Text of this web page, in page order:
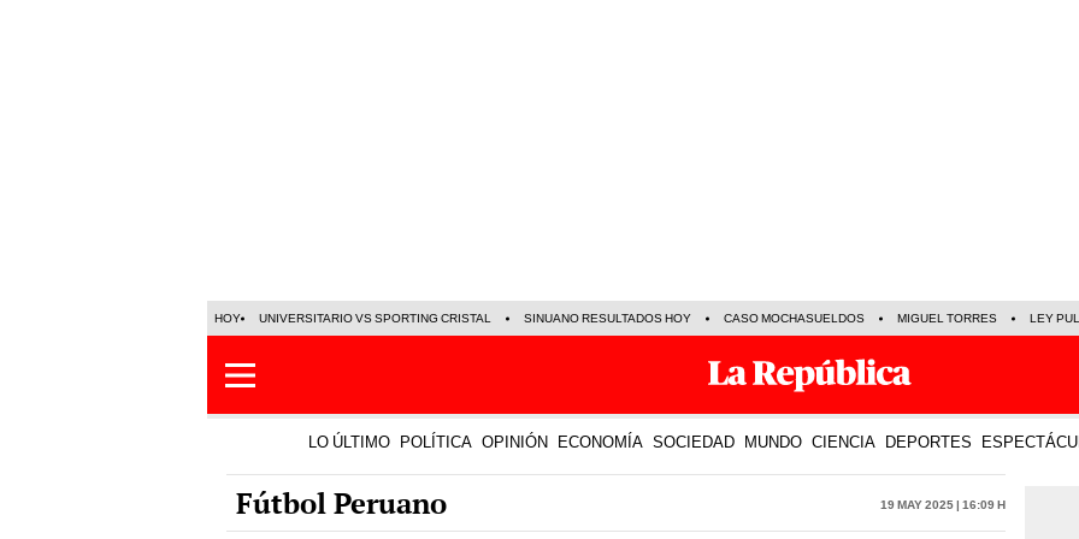
HOY UNIVERSITARIO VS SPORTING CRISTAL SINUANO RESULTADOS HOY CASO MOCHASUELDOS MIGUEL TORRES LEY
LO ÚLTIMO POLÍTICA OPINIÓN ECONOMÍA SOCIEDAD MUNDO CIENCIA DEPORTES
Fútbol Peruano 19 May 2025 | 16:09 h